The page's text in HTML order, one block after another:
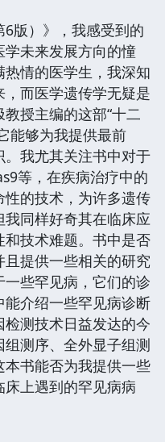
版）》，我感受到的
未来发展方向的憧
情的医学生，我深知
而医学遗传学无疑是
授主编的这部“十二
能够为我提供最前
我尤其关注书中对于
等，在疾病治疗中的
的技术，为许多遗传
同样好奇其在临床应
技术难题。书中是否
提供一些相关的研究
些罕见病，它们的诊
介绍一些罕见病诊断
测技术日益发达的今
测序、全外显子组测
书能否为我提供一些
上遇到的罕见病病